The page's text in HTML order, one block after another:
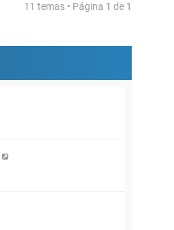
11 temas • Página 1 de 1